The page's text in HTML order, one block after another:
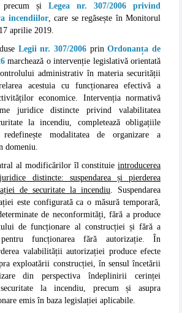
precum și Legea nr. 307/2006 privind
incendiilor, care se regăsește în Monitorul
aprilie 2019.
Legii nr. 307/2006 prinOrdonanța de
marchează o intervenție legislativă orientată
administrativ în materia securității
acestuia cu funcționarea efectivă a
economice. Intervenția normativă
juridice distincte privind valabilitatea
la incendiu, completează obligațiile
modalitatea de organizare a
domeniu.
al modificărilor îl constituie introducerea
distincte: suspendarea și pierderea
de securitate la incendiu . Suspendarea
este configurată ca o măsură temporară,
de neconformități, fără a produce
de funcționare al construcției și fără a
funcționarea fără autorizație. În
valabilității autorizației produce efecte
exploatării construcției, în sensul încetării
din perspectiva îndeplinirii cerinței
la incendiu, precum și asupra
emis în baza legislației aplicabile.